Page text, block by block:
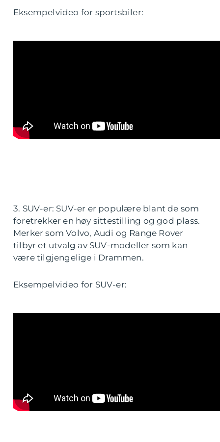
Eksempelvideo for sportsbiler:
3. SUV-er: SUV-er er populære blant de som
foretrekker en høy sittestilling og god plass.
Merker som Volvo, Audi og Range Rover
tilbyr et utvalg av SUV-modeller som kan
være tilgjengelige i Drammen.
Eksempelvideo for SUV-er: